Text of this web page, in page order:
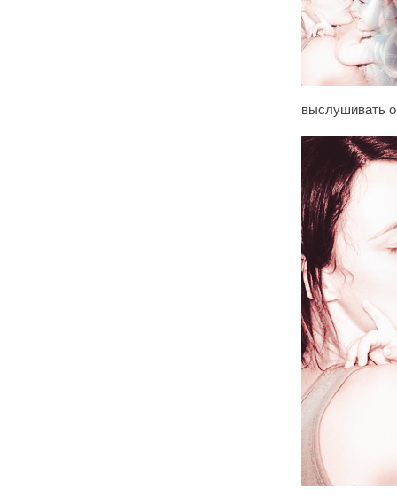
выслушивать о